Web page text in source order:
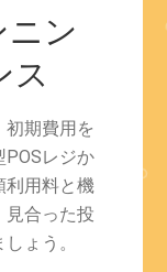
ニン
ス
期費用を
レジか
利用料と機
見合った投
ょう。